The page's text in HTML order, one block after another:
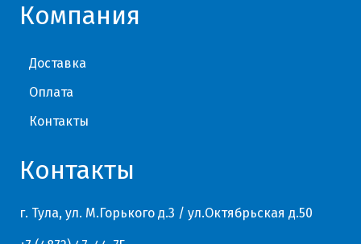
Компания
Доставка
Оплата
Контакты
Контакты
г. Тула, ул. М.Горького д.3 / ул.Октябрьская д.50